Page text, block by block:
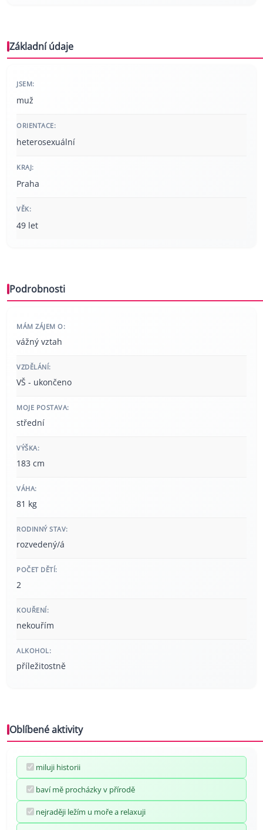
Základní údaje
JSEM:
muž
ORIENTACE:
heterosexuální
KRAJ:
Praha
VĚK:
49 let
Podrobnosti
MÁM ZÁJEM O:
vážný vztah
VZDĚLÁNÍ:
VŠ - ukončeno
MOJE POSTAVA:
střední
VÝŠKA:
183 cm
VÁHA:
81 kg
RODINNÝ STAV:
rozvedený/á
POČET DĚTÍ:
2
KOUŘENÍ:
nekouřím
ALKOHOL:
příležitostně
Oblíbené aktivity
miluji historii
baví mě procházky v přírodě
nejraději ležím u moře a relaxuji